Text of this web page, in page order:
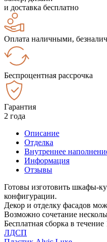
и доставка бесплатно
Оплата наличными,
Беспроцентная рассрочка
Гарантия
2 года
Описание
Отделка
Внутреннее
Информация
Отзывы
Готовы изготовить шкафы-
конфигурации.
Декор и отделку фасадов
Возможно сочетание
Бесплатная сборка в
ЛДСП